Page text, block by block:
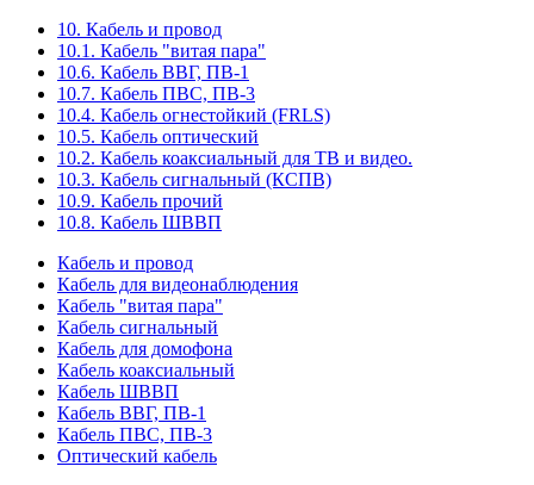
10. Кабель и провод
10.1. Кабель "витая пара"
10.6. Кабель ВВГ, ПВ-1
10.7. Кабель ПВС, ПВ-3
10.4. Кабель огнестойкий (FRLS)
10.5. Кабель оптический
10.2. Кабель коаксиальный для ТВ и видео.
10.3. Кабель сигнальный (КСПВ)
10.9. Кабель прочий
10.8. Кабель ШВВП
Кабель и провод
Кабель для видеонаблюдения
Кабель "витая пара"
Кабель сигнальный
Кабель для домофона
Кабель коаксиальный
Кабель ШВВП
Кабель ВВГ, ПВ-1
Кабель ПВС, ПВ-3
Оптический кабель